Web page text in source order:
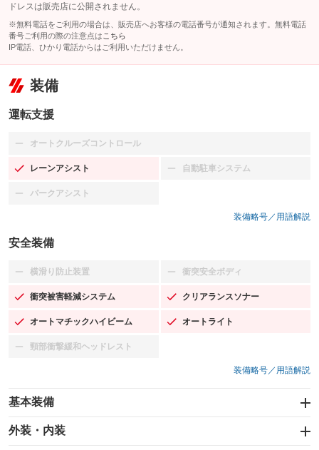
ドレスは販売店に公開されません。
※無料電話をご利用の場合は、販売店へお客様の電話番号が通知されます。無料電話
番号ご利用の際の注意点は こちら
IP電話、ひかり電話からはご利用いただけません。
装備
運転支援
オートクルーズコントロール
：装備なし
レーンアシスト
：装備あり 自動駐車システム
：装備なし
パークアシスト
：装備なし
装備略号／用語解説
安全装備
横滑り防止装置
：装備なし 衝突安全ボディ
：装備なし
衝突被害軽減システム
：装備あり クリアランスソナー
：装備あり
オートマチックハイビーム
：装備あり オートライト
：装備あり
頸部衝撃緩和ヘッドレスト
：装備なし
装備略号／用語解説
基本装備
エアバッグ：運転席/助手席
：装備あり
外装・内装